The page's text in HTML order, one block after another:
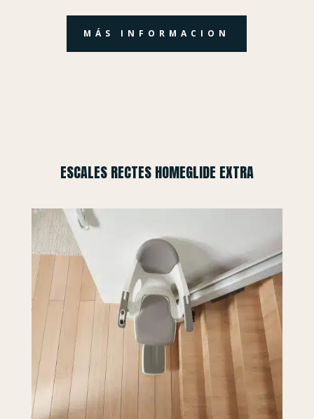
MÁS INFORMACION
ESCALES RECTES HOMEGLIDE EXTRA